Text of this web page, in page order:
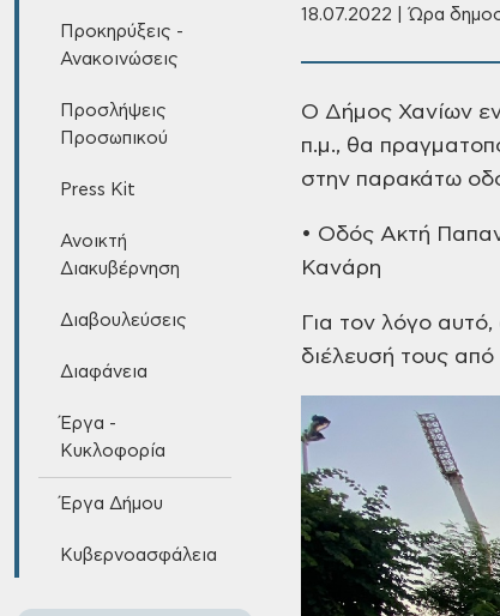
Προκηρύξεις -
Ανακοινώσεις
Προσλήψεις
Προσωπικού
Press Kit
Ανοικτή
Διακυβέρνηση
Διαβουλεύσεις
Διαφάνεια
Έργα -
Κυκλοφορία
Έργα Δήμου
Κυβερνοασφάλεια
18.07.2022 | Ώρα
Ο Δήμος Χανίων
π.μ., θα
στην παρακάτω
• Οδός Ακτή
Κανάρη
Για τον λόγο αυτό,
διέλευσή τους